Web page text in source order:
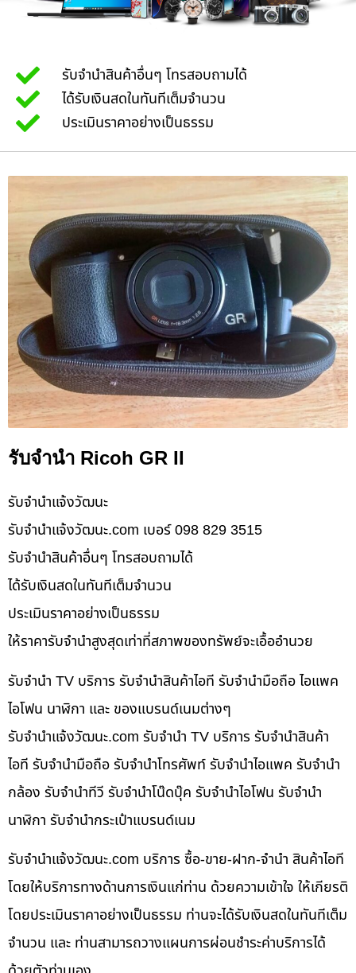
รับจำนำสินค้าอื่นๆ โทรสอบถามได้
ได้รับเงินสดในทันทีเต็มจำนวน
ประเมินราคาอย่างเป็นธรรม
รับจำนำ Ricoh GR II
รับจํานําแจ้งวัฒนะ
รับจํานําแจ้งวัฒนะ.com เบอร์ 098 829 3515
รับจำนำสินค้าอื่นๆ โทรสอบถามได้
ได้รับเงินสดในทันทีเต็มจำนวน
ประเมินราคาอย่างเป็นธรรม
ให้ราคารับจำนำสูงสุดเท่าที่สภาพของทรัพย์จะเอื้ออำนวย
รับจำนำ TV บริการ รับจำนำสินค้าไอที รับจำนำมือถือ ไอแพค
ไอโฟน นาฬิกา และ ของแบรนด์เนมต่างๆ
รับจํานําแจ้งวัฒนะ.com รับจำนำ TV บริการ รับจำนำสินค้า
ไอที รับจำนำมือถือ รับจำนำโทรศัพท์ รับจำนำไอแพค รับจำนำ
กล้อง รับจำนำทีวี รับจำนำโน๊ดบุ๊ค รับจำนำไอโฟน รับจำนำ
นาฬิกา รับจำนำกระเป๋าแบรนด์เนม
รับจํานําแจ้งวัฒนะ.com บริการ ซื้อ-ขาย-ฝาก-จำนำ สินค้าไอที
โดยให้บริการทางด้านการเงินแก่ท่าน ด้วยความเข้าใจ ให้เกียรติ
โดยประเมินราคาอย่างเป็นธรรม ท่านจะได้รับเงินสดในทันทีเต็ม
จำนวน และ ท่านสามารถวางแผนการผ่อนชำระค่าบริการได้